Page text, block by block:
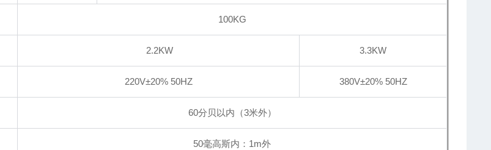
100KG
2.2KW 3.3KW
220V±20% 50HZ 380V±20% 50HZ
60分贝以内（3米外）
50毫高斯内：1m外